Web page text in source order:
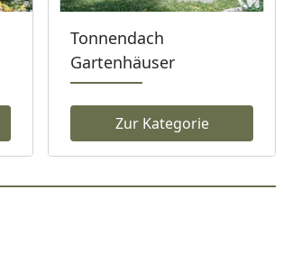
Tonnendach
Gartenhäuser
Zur Kategorie